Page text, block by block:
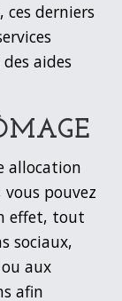
derniers
aides
allocation
pouvez
effet, tout
sociaux,
aux
afin